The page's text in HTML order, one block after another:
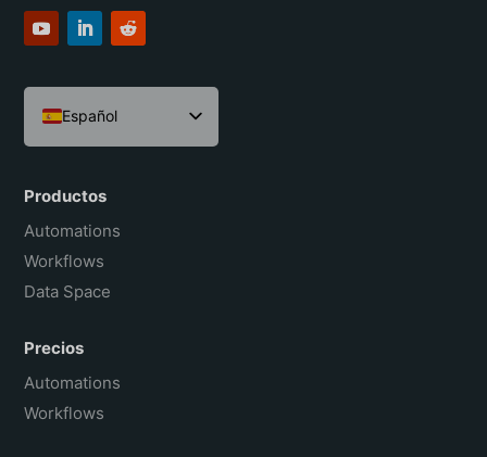
Español
English
Português do Brasil
Français
Productos
Automations
Workflows
Data Space
Precios
Automations
Workflows